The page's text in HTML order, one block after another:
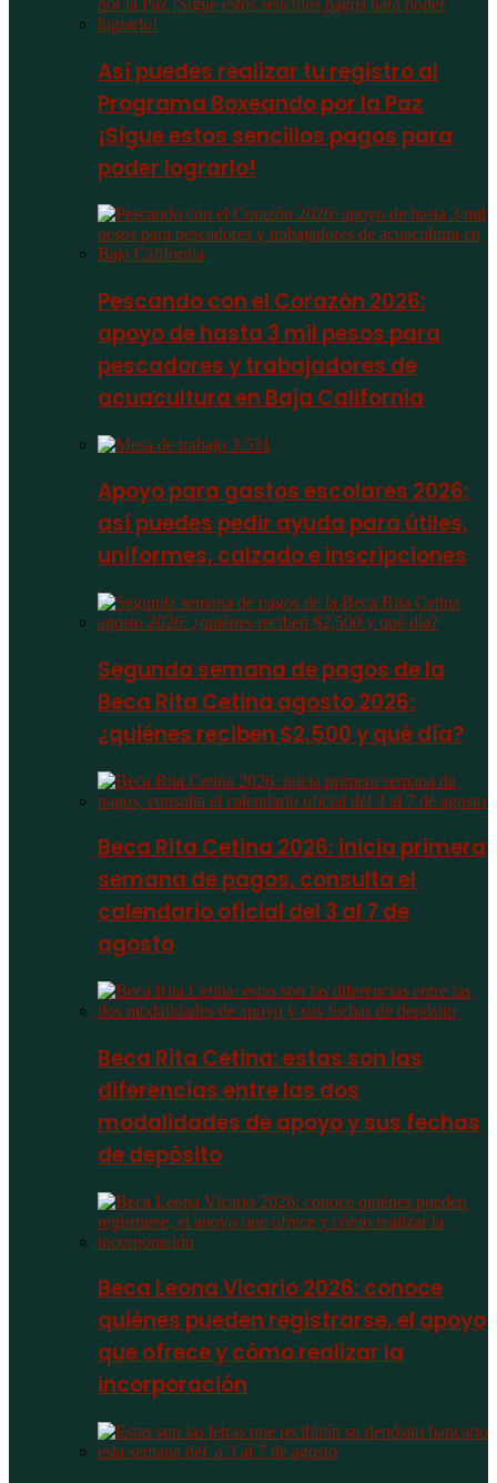
Así puedes realizar tu registro al
Programa Boxeando por la Paz
¡Sigue estos sencillos pagos para
poder lograrlo!
Pescando con el Corazón 2026:
apoyo de hasta 3 mil pesos para
pescadores y trabajadores de
acuacultura en Baja California
Apoyo para gastos escolares 2026:
así puedes pedir ayuda para útiles,
uniformes, calzado e inscripciones
Segunda semana de pagos de la
Beca Rita Cetina agosto 2026:
¿quiénes reciben $2,500 y qué día?
Beca Rita Cetina 2026: inicia primera
semana de pagos, consulta el
calendario oficial del 3 al 7 de
agosto
Beca Rita Cetina: estas son las
diferencias entre las dos
modalidades de apoyo y sus fechas
de depósito
Beca Leona Vicario 2026: conoce
quiénes pueden registrarse, el apoyo
que ofrece y cómo realizar la
incorporación